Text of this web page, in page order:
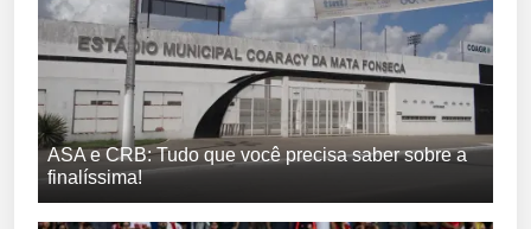
ASA e CRB: Tudo que você precisa saber sobre a
finalíssima!